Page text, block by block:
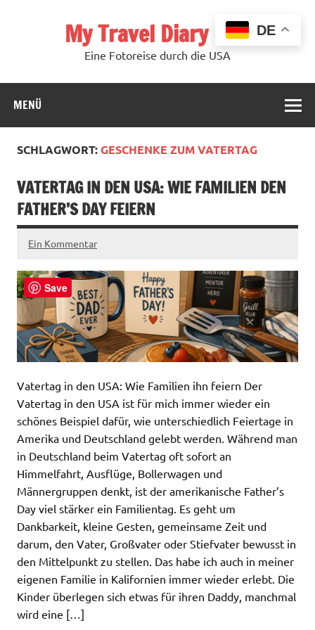
My Travel Diary USA
Eine Fotoreise durch die USA
MENÜ
SCHLAGWORT:GESCHENKE ZUM VATERTAG
VATERTAG IN DEN USA: WIE FAMILIEN DEN
FATHER’S DAY FEIERN
Ein Kommentar
Vatertag in den USA: Wie Familien ihn feiern Der
Vatertag in den USA ist für mich immer wieder ein
schönes Beispiel dafür, wie unterschiedlich Feiertage in
Amerika und Deutschland gelebt werden. Während man
in Deutschland beim Vatertag oft sofort an
Himmelfahrt, Ausflüge, Bollerwagen und
Männergruppen denkt, ist der amerikanische Father’s
Day viel stärker ein Familientag. Es geht um
Dankbarkeit, kleine Gesten, gemeinsame Zeit und
darum, den Vater, Großvater oder Stiefvater bewusst in
den Mittelpunkt zu stellen. Das habe ich auch in meiner
eigenen Familie in Kalifornien immer wieder erlebt. Die
Kinder überlegen sich etwas für ihren Daddy, manchmal
wird eine […]
DE
Save